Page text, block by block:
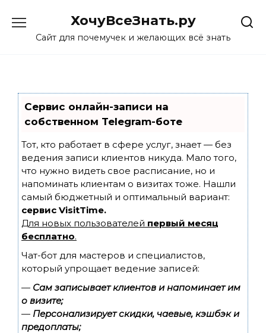
content
ХочуВсеЗнать.ру
Сайт для почемучек и желающих всё знать
Сервис онлайн-записи на
собственном Telegram-боте
Тот, кто работает в сфере услуг, знает — без
ведения записи клиентов никуда. Мало того,
что нужно видеть свое расписание, но и
напоминать клиентам о визитах тоже. Нашли
самый бюджетный и оптимальный вариант:
сервис VisitTime.
Для новых пользователей первый месяц
бесплатно.
Чат-бот для мастеров и специалистов,
который упрощает ведение записей:
— Сам записывает клиентов и напоминает им
о визите;
— Персонализирует скидки, чаевые, кэшбэк и
предоплаты;